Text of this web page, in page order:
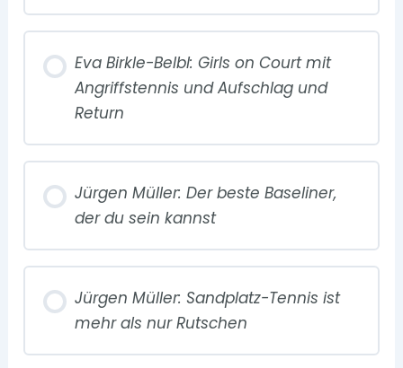
Eva Birkle-Belbl: Girls on Court mit
Angriffstennis und Aufschlag und
Return
Jürgen Müller: Der beste Baseliner,
der du sein kannst
Jürgen Müller: Sandplatz-Tennis ist
mehr als nur Rutschen